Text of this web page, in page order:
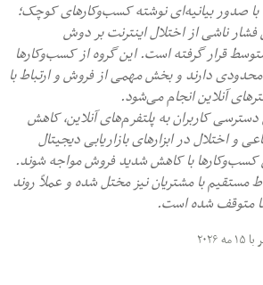
با صدور بیانیه‌ای نوشته کسب‌وکارهای کوچک؛
فشار ناشی از اختلال اینترنت بر دوش
قرار گرفته است. این گروه از کسب‌وکارها
دارند و بخش مهمی از فروش و ارتباط با
آنلاین انجام می‌شود.
کاربران به پلتفرم‌های آنلاین، کاهش
و اختلال در ابزارهای بازاریابی دیجیتال
کسب‌وکارها با کاهش شدید فروش مواجه شوند.
مستقیم با مشتریان نیز مختل شده و عملاً روند
متوقف شده است.